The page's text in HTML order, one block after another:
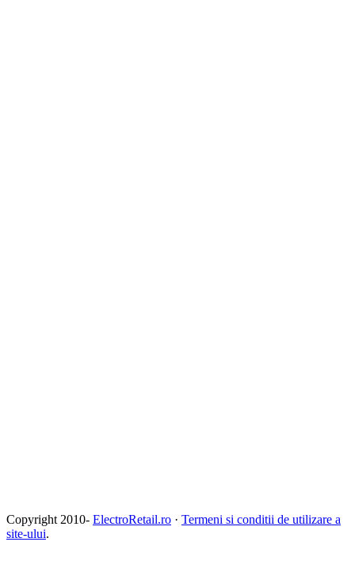
Copyright 2010- ElectroRetail.ro · Termeni si conditii de utilizare a
site-ului.